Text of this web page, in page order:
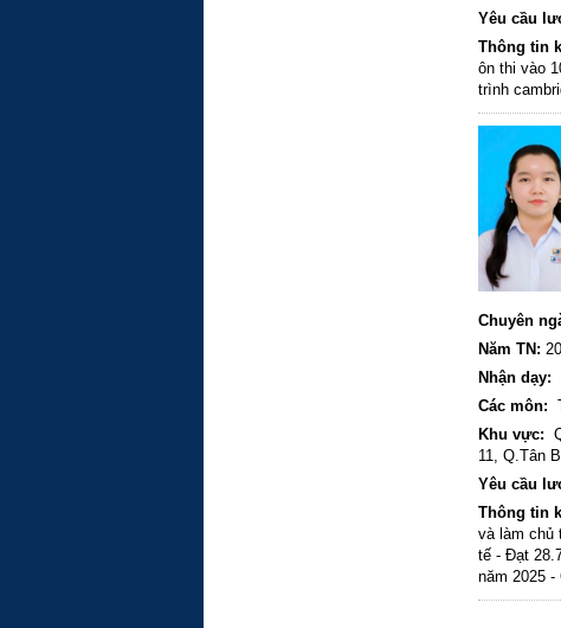
Yêu cầu
Thông tin
ôn thi vào
trình
3, 9,25
môn
cấp, Top
Ngàn,
Chuyên
Năm TN:
Nhận dạy:
Các môn:
Khu vực:
11, Q.Tân
Yêu cầu
Thông tin
và làm chủ
tế - Đạt
năm 2025 -